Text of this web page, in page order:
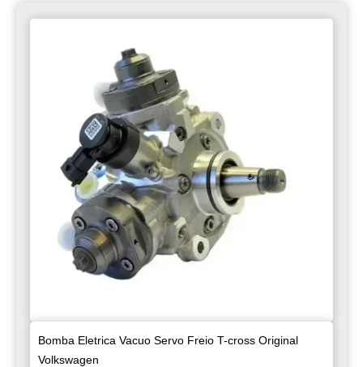
Bomba Eletrica Vacuo Servo Freio T-cross Original
Volkswagen